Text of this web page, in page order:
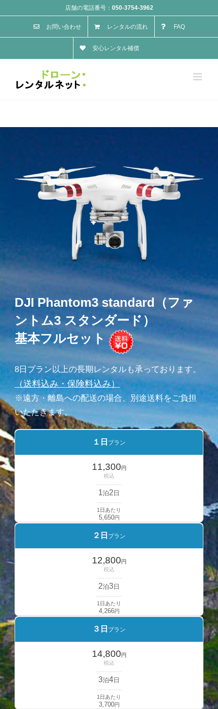
店舗の電話番号： 050-3754-3962
お問い合わせ レンタルの流れ FAQ
安心レンタル補償
DJI Phantom3 standard（ファ
ントム3 スタンダード）
基本フルセット
8日プラン以上の長期レンタルも承っております。
（送料込み・保険料込み）
※遠方・離島への配送の場合、別途送料をご負担
いただきます。
１日 プラン
11,300 円
税込
-------------
1泊2 日
-------------
1日あたり
5,650円
２日 プラン
12,800 円
税込
-------------
2泊3 日
-------------
1日あたり
4,266円
３日 プラン
14,800 円
税込
-------------
3泊4 日
-------------
1日あたり
3,700円